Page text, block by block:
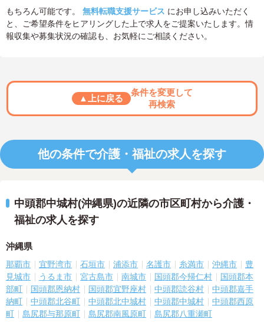
もちろん可能です。 無料転職支援サービス にお申し込みいただく
と、ご希望条件をヒアリングした上で求人をご提案いたします。情
報収集や募集状況の確認も、お気軽にご相談ください。
▲上に戻る
条件を変更して
再検索
他の条件で介護・福祉の求人を探す
中頭郡中城村(沖縄県)の近隣の市区町村から介護・
福祉の求人を探す
沖縄県
那覇市 宜野湾市 石垣市 浦添市 名護市 糸満市 沖縄市
豊
見城市
うるま市 宮古島市 南城市 国頭郡今帰仁村
国頭郡本
部町
国頭郡恩納村 国頭郡宜野座村 中頭郡読谷村
中頭郡嘉手
納町
中頭郡北谷町 中頭郡北中城村 中頭郡中城村
中頭郡西原
町
島尻郡与那原町 島尻郡南風原町 島尻郡八重瀬町